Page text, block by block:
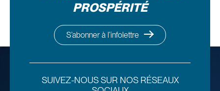
PROSPÉRITÉ
S’abonner à l’infolettre
SUIVEZ-NOUS SUR NOS RÉSEAUX